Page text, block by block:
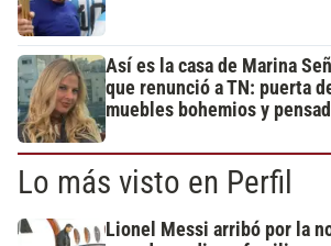
Así es la casa de Marina
que renunció a TN: puerta
muebles bohemios y
Lo más visto en Perfil
Lionel Messi arribó por la